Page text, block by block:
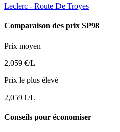
Leclerc - Route De Troyes
Comparaison des prix SP98
Prix moyen
2,059 €/L
Prix le plus élevé
2,059 €/L
Conseils pour économiser